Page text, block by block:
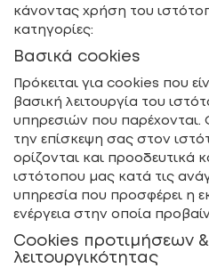
κάνοντας χρήση του
κατηγορίες:
Βασικά cookies
Πρόκειται για cookies που
βασική λειτουργία του
υπηρεσιών που παρέχονται.
την επίσκεψη σας στον
ορίζονται και προοδευτικά
ιστότοπου μας κατά τις
υπηρεσία που προσφέρει η
ενέργεια στην οποία
Cookies προτιμήσεων
λειτουργικότητας